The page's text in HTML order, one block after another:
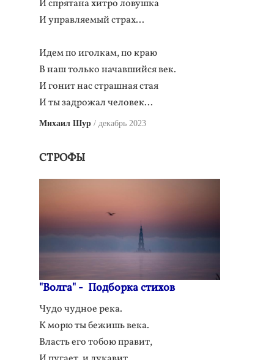
И спрятана хитро ловушка
И управляемый страх...
Идем по иголкам, по краю
В наш только начавшийся век.
И гонит нас страшная стая
И ты задрожал человек...
Михаил Шур декабрь 2023
СТРОФЫ
"Волга" - Подборка стихов
Чудо чудное река.
К морю ты бежишь века.
Власть его тобою правит,